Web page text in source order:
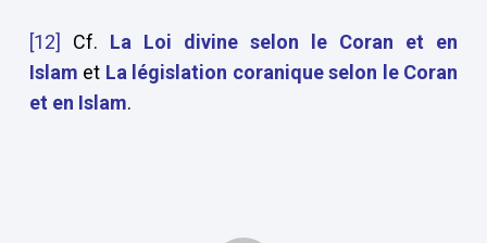
[12] Cf. La Loi divine selon le Coran et en
Islam et La législation coranique selon le Coran
et en Islam.